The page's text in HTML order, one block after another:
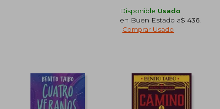
35%
dcto.
35%
dcto.
Disponible Usado
en Buen Estado a$ 436
Comprar Usado